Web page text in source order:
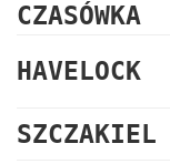
CZASÓWKA
HAVELOCK
SZCZAKIEL